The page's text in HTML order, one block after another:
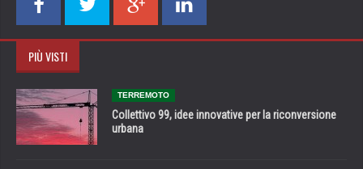
PIÙ VISTI
TERREMOTO
Collettivo 99, idee innovative per la riconversione
urbana